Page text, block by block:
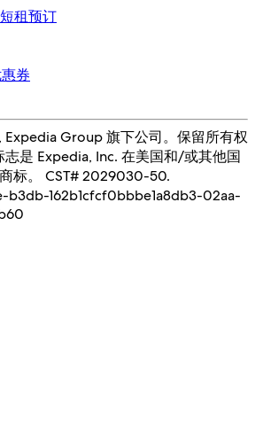
租预订
券
Group 旗下公司。保留所有权
是 Expedia, Inc. 在美国和/或其他国
标。 CST# 2029030-50.
b3db-162b1cfcf0bbbe1a8db3-02aa-